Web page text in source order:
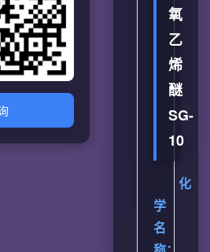
氧
乙
烯
醚
SG-
10
化
学
名